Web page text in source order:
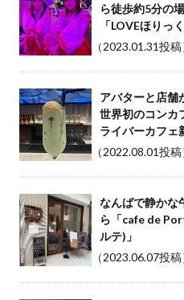
ら徒歩約5分の
「LOVEほりっく
（2023.01.31投稿
アバターと店舗
世界初のコンカ
ライバーカフェ
（2022.08.01投稿
なんばで静かな
ら「cafe de
ルテ)」
（2023.06.07投稿